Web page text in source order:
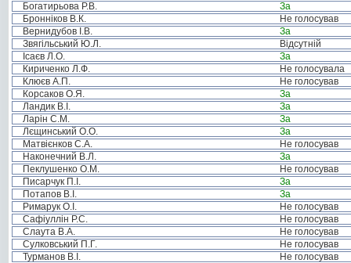
Богатирьова Р.В.
За
Бронніков В.К.
Не голосував
Вернидубов І.В.
За
Звягільський Ю.Л.
Відсутній
Ісаєв Л.О.
За
Кириченко Л.Ф.
Не голосувала
Клюєв А.П.
Не голосував
Корсаков О.Я.
За
Ландик В.І.
За
Ларін С.М.
За
Лєщинський О.О.
За
Матвієнков С.А.
Не голосував
Наконечний В.Л.
За
Пеклушенко О.М.
Не голосував
Писарчук П.І.
За
Потапов В.І.
За
Римарук О.І.
Не голосував
Сафіуллін Р.С.
Не голосував
Слаута В.А.
Не голосував
Сулковський П.Г.
Не голосував
Турманов В.І.
Не голосував